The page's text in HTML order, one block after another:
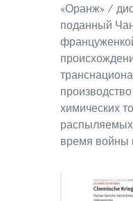
«Оранж» /
поданный
химических
время войны